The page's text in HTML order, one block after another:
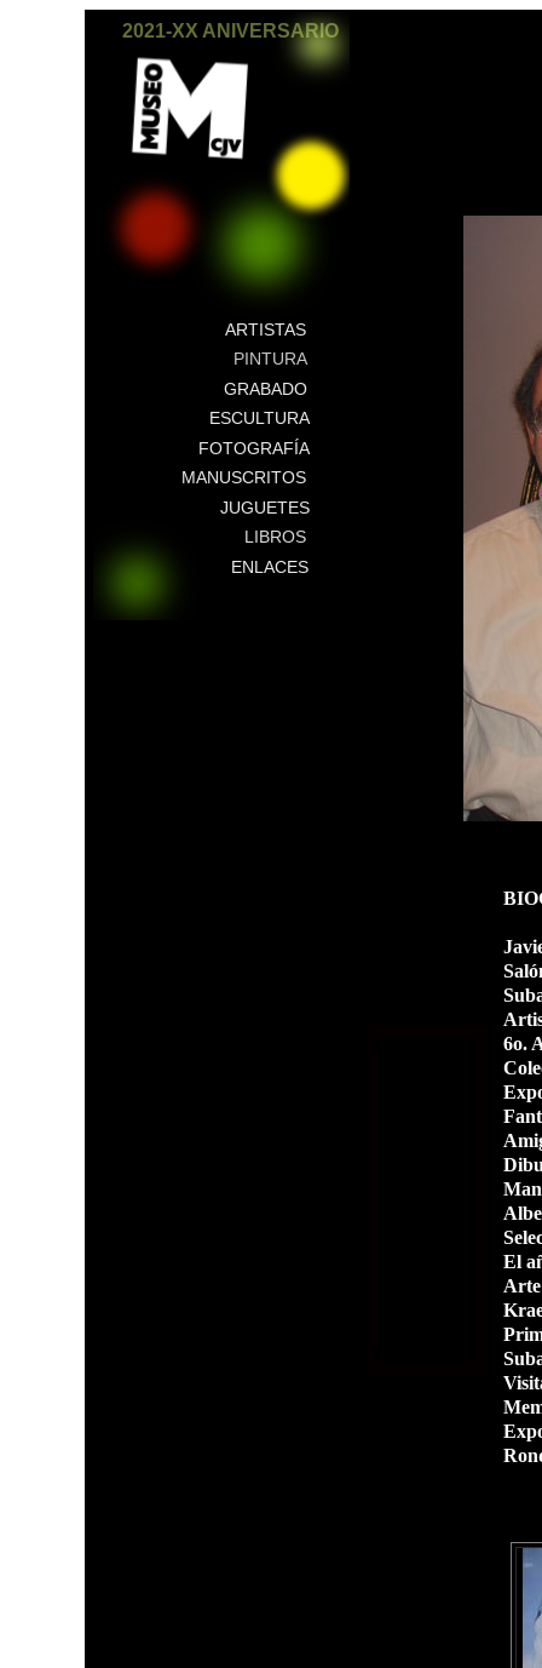
2021-XX ANIVERSARIO
ARTISTAS
PINTURA
GRABADO
ESCULTURA
FOTOGRAFÍA
MANUSCRITOS
JUGUETES
LIBROS
ENLACES
6o.
El